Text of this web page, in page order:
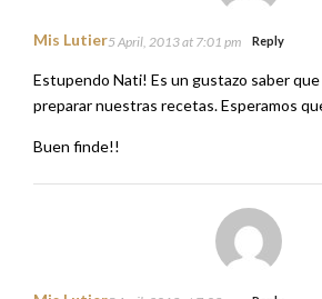
Mis Lutier5 April, 2013 at 7:01 pm Reply
Estupendo Nati! Es un gustazo saber que
preparar nuestras recetas. Esperamos
Buen finde!!